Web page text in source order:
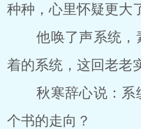
种种，心里怀疑更大
他唤了声系统，
着的系统，这回老老
秋寒辞心说：系
个书的走向？